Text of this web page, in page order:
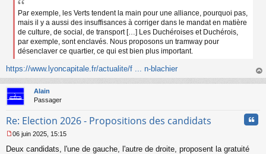
n
u
Par exemple, les Verts tendent la main pour une alliance, pourquoi pas,
mais il y a aussi des insuffisances à corriger dans le mandat en matière
de culture, de social, de transport […] Les Duchéroises et Duchérois,
par exemple, sont enclavés. Nous proposons un tramway pour
désenclaver ce quartier, ce qui est bien plus important.
https://www.lyoncapitale.fr/actualite/f ... n-blachier
au
Alain
Passager
Re: Election 2026 - Propositions des candidats
e
06 juin 2025, 15:15
Deux candidats, l'une de gauche, l'autre de droite, proposent la gratuité